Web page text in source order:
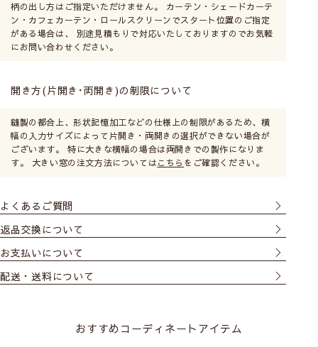
柄の出し方はご指定いただけません。 カーテン・シェードカーテ
ン・カフェカーテン・ロールスクリーンでスタート位置のご指定
がある場合は、 別途見積もりで対応いたしておりますのでお気軽
にお問い合わせください。
開き方(片開き･両開き)の制限について
縫製の都合上、形状記憶加工などの仕様上の制限があるため、横
幅の入力サイズによって片開き・両開きの選択ができない場合が
ございます。 特に大きな横幅の場合は両開きでの製作になりま
す。 大きい窓の注文方法についてはこちら をご確認ください。
よくあるご質問
返品交換について
お支払いについて
配送・送料について
おすすめコーディネートアイテム